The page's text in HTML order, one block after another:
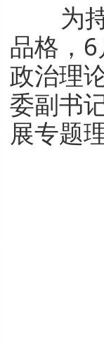
为持
品格，
政治理
委副书
展专题